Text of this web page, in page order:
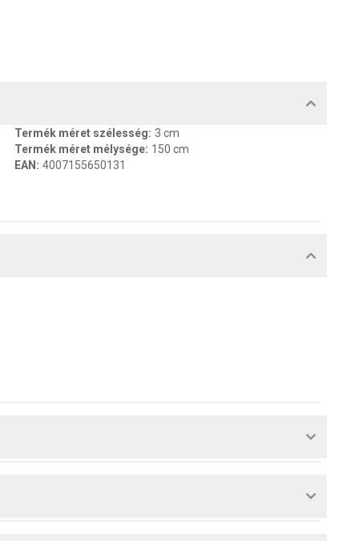
Termék méret szélesség: 3 cm
Termék méret mélysége: 150 cm
EAN : 4007155650131